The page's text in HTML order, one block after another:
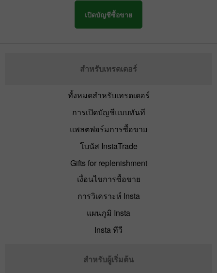
เปิดบัญชีซื้อขาย
สำหรับเทรดเดอร์
ทั้งหมดสำหรับเทรดเดอร์
การเปิดบัญชีแบบทันที
แพลตฟอร์มการซื้อขาย
โบนัส InstaTrade
Gifts for replenishment
เงื่อนไขการซื้อขาย
การวิเคราะห์ Insta
แผนภูมิ Insta
Insta ทีวี
สำหรับผู้เริ่มต้น